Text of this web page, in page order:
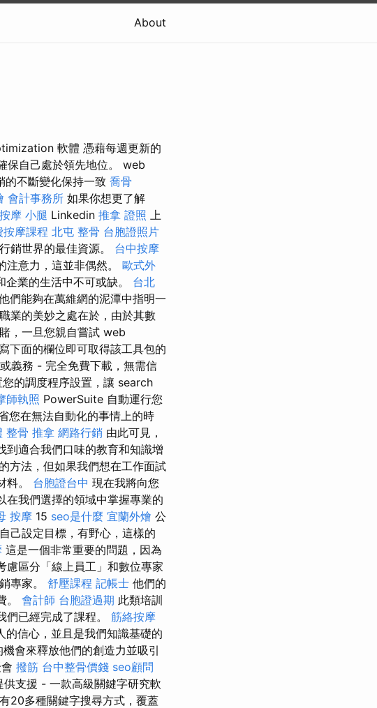
About
軟體 憑藉每週更新的
保自己處於領先地位。 web
的不斷變化保持一致 喬骨
會計事務所 如果你想更了解
按摩 小腿 Linkedin 推拿 證照 上
按摩課程 北屯 整骨 台胞證照片
銷世界的最佳資源。 台中按摩
意力，這並非偶然。 歐式外
業的生活中不可或缺。 台北
們能夠在萬維網的泥潭中指明一
業的美妙之處在於，由於其數
，一旦您親自嘗試 web
下面的欄位即可取得該工具包的
義務 - 完全免費下載，無需信
的調度程序設置，讓 search
師執照 PowerSuite 自動運行您
您在無法自動化的事情上的時
整骨 推拿 網路行銷 由此可見，
到適合我們口味的教育和知識增
方法，但如果我們想在工作面試
料。 台胞證台中 現在我將向您
在我們選擇的領域中掌握專業的
按摩 15 seo是什麼 宜蘭外燴 公
己設定目標，有野心，這樣的
這是一個非常重要的問題，因為
慮區分「線上員工」和數位專家
專家。 舒壓課程 記帳士 他們的
。 會計師 台胞證過期 此類培訓
已經完成了課程。 筋絡按摩
的信心，並且是我們知識基礎的
會來釋放他們的創造力並吸引
撥筋 台中整骨價錢 seo顧問
供支援 - 一款高級關鍵字研究軟
20多種關鍵字搜尋方式，覆蓋